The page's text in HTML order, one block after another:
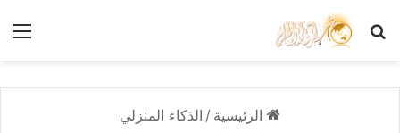
بحث عن
الرئيسية / الذكاء المنزلي